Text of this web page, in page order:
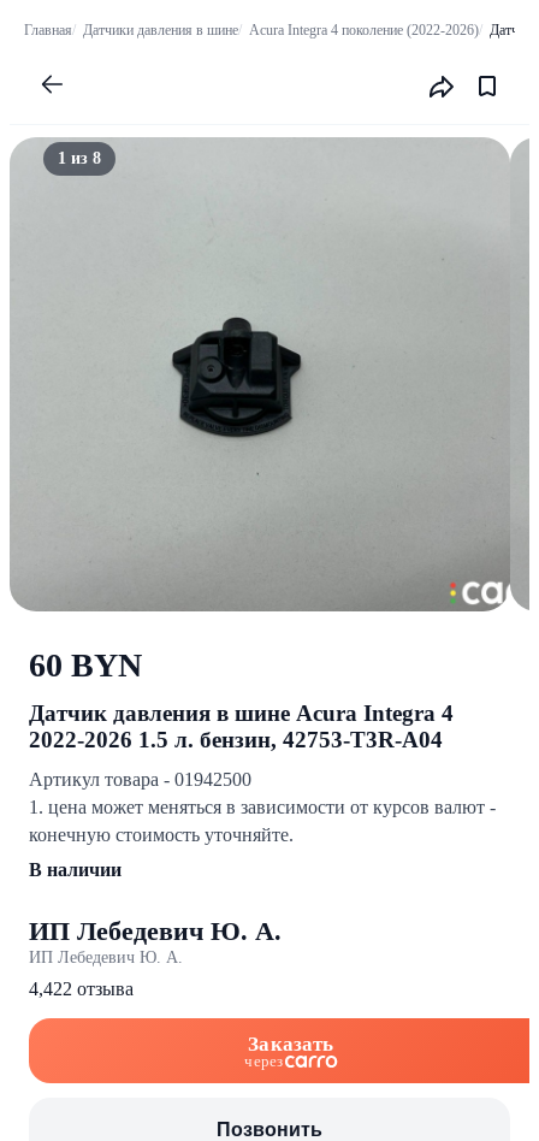
Главная Датчики давления в шине Acura Integra 4 поколение (2022-2026) Датчик
1 из 8
60 BYN
Датчик давления в шине Acura Integra 4
2022-2026 1.5 л. бензин, 42753-T3R-A04
Артикул товара - 01942500
1. цена может меняться в зависимости от курсов валют -
конечную стоимость уточняйте.
В наличии
ИП Лебедевич Ю. А.
ИП Лебедевич Ю. А.
4,422 отзыва
Заказать
через
Позвонить